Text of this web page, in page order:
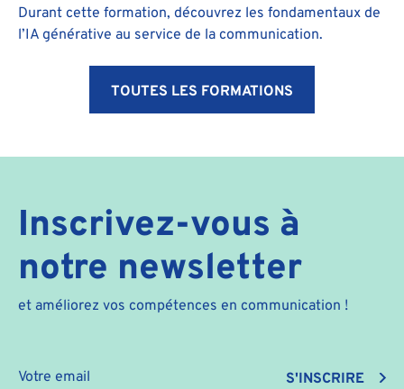
Durant cette formation, découvrez les fondamentaux de
l’IA générative au service de la communication.
TOUTES LES FORMATIONS
Inscrivez-vous à
notre newsletter
et améliorez vos compétences en communication !
S'INSCRIRE